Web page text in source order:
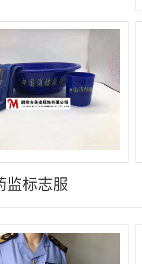
监标志服